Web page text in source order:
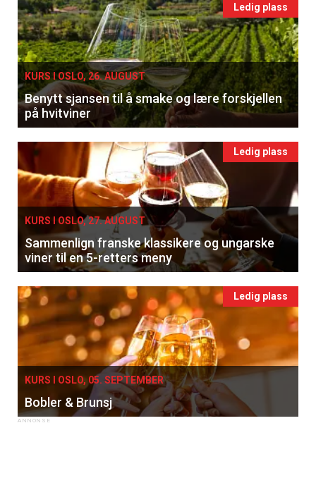
Ledig plass
KURS I OSLO, 26. AUGUST
Benytt sjansen til å smake og lære forskjellen
på hvitviner
Ledig plass
KURS I OSLO, 27. AUGUST
Sammenlign franske klassikere og ungarske
viner til en 5-retters meny
Ledig plass
KURS I OSLO, 05. SEPTEMBER
Bobler & Brunsj